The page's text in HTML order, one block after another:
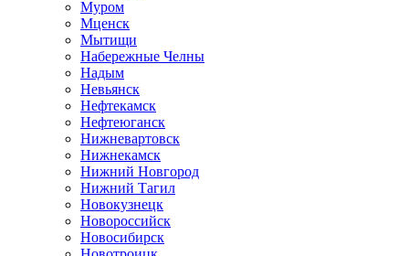
Муром
Мценск
Мытищи
Набережные Челны
Надым
Невьянск
Нефтекамск
Нефтеюганск
Нижневартовск
Нижнекамск
Нижний Новгород
Нижний Тагил
Новокузнецк
Новороссийск
Новосибирск